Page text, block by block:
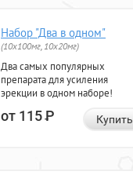
Набор "Два в одном"
(10x100мг, 10x20мг)
Два самых популярных
препарата для усиления
эрекции в одном наборе!
от 115Р Купить